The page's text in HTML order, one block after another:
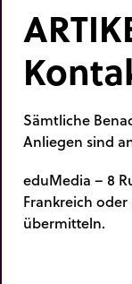
Sämtliche
Anliegen sind
eduMedia – 8
Frankreich
übermitteln.